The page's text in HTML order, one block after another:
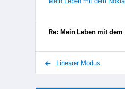
Re: Mein Leben mit
Linearer Modus